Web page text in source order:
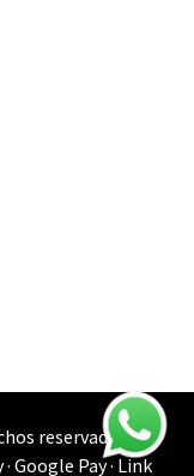
reservados.
Google Pay · Link